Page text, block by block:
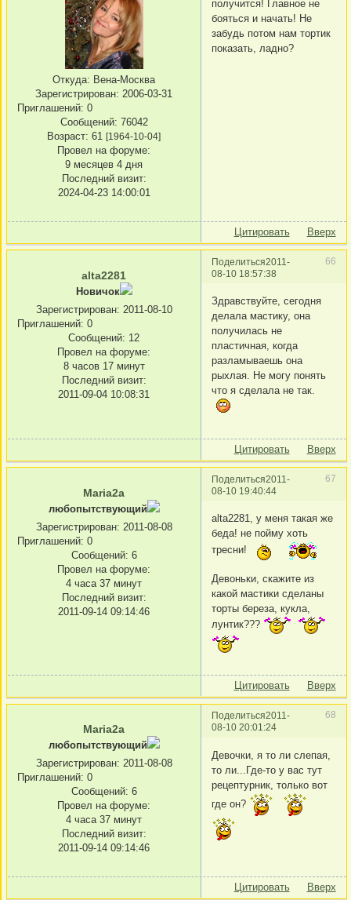
Откуда: Вена-Москва
Зарегистрирован: 2006-03-31
Приглашений: 0
Сообщений: 76042
Возраст: 61 [1964-10-04]
Провел на форуме:
9 месяцев 4 дня
Последний визит:
2024-04-23 14:00:01
получится! Главное не
бояться и начать! Не
забудь потом нам тортик
показать, ладно?
Цитировать Вверх
Поделиться 66
2011-
08-10 18:57:38
alta2281
Новичок
Зарегистрирован: 2011-08-10
Приглашений: 0
Сообщений: 12
Провел на форуме:
8 часов 17 минут
Последний визит:
2011-09-04 10:08:31
Здравствуйте, сегодня
делала мастику, она
получилась не
пластичная, когда
разламываешь она
рыхлая. Не могу понять
что я сделала не так.
Цитировать Вверх
Поделиться 67
2011-
08-10 19:40:44
Maria2a
любопытствующий
Зарегистрирован: 2011-08-08
Приглашений: 0
Сообщений: 6
Провел на форуме:
4 часа 37 минут
Последний визит:
2011-09-14 09:14:46
alta2281, у меня такая же
беда! не пойму хоть
тресни!
Девоньки, скажите из
какой мастики сделаны
торты береза, кукла,
лунтик???
Цитировать Вверх
Поделиться 68
2011-
08-10 20:01:24
Maria2a
любопытствующий
Зарегистрирован: 2011-08-08
Приглашений: 0
Сообщений: 6
Провел на форуме:
4 часа 37 минут
Последний визит:
2011-09-14 09:14:46
Девочки, я то ли слепая,
то ли...Где-то у вас тут
рецептурник, только вот
где он?
Цитировать Вверх